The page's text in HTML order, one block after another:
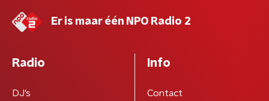
Er is maar één NPO Radio 2
Radio
DJ’s
Info
Contact